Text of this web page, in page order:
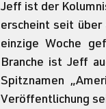
Jeff ist der
erscheint seit über
einzige Woche
Branche ist Jeff
Spitznamen
Veröffentlichung